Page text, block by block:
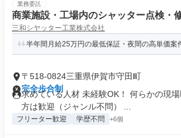
業務委託
商業施設・工場内のシャッター点検・
三和シヤッター工業株式会社
半年間月給25万円の最低保証・夜間の高単価案
〒518-0824三重県伊賀市守田町
完全歩合制
求めている人材 未経験OK！ 何らかの現
方は歓迎（ジャンル不問） ...
フリーター歓迎 学歴不問 +6個